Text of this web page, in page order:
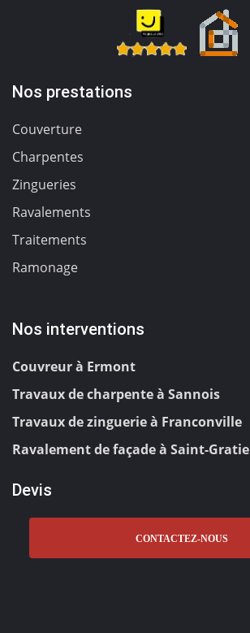
Nos prestations
Couverture
Charpentes
Zingueries
Ravalements
Traitements
Ramonage
Nos interventions
Couvreur à Ermont
Travaux de charpente à Sannois
Travaux de zinguerie à Franconville
Ravalement de façade à Saint-
Devis
CONTACTEZ-NOUS